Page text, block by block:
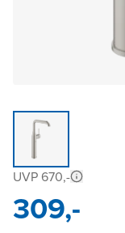
UVP 670,-
309,-